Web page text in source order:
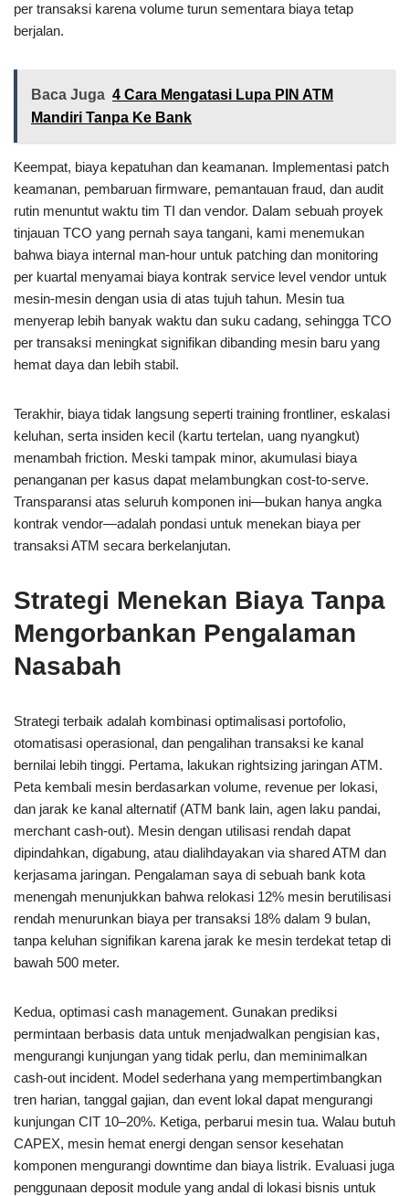
per transaksi karena volume turun sementara biaya tetap
berjalan.
Baca Juga 4 Cara Mengatasi Lupa PIN ATM
Mandiri Tanpa Ke Bank
Keempat, biaya kepatuhan dan keamanan. Implementasi patch
keamanan, pembaruan firmware, pemantauan fraud, dan audit
rutin menuntut waktu tim TI dan vendor. Dalam sebuah proyek
tinjauan TCO yang pernah saya tangani, kami menemukan
bahwa biaya internal man-hour untuk patching dan monitoring
per kuartal menyamai biaya kontrak service level vendor untuk
mesin-mesin dengan usia di atas tujuh tahun. Mesin tua
menyerap lebih banyak waktu dan suku cadang, sehingga TCO
per transaksi meningkat signifikan dibanding mesin baru yang
hemat daya dan lebih stabil.
Terakhir, biaya tidak langsung seperti training frontliner, eskalasi
keluhan, serta insiden kecil (kartu tertelan, uang nyangkut)
menambah friction. Meski tampak minor, akumulasi biaya
penanganan per kasus dapat melambungkan cost-to-serve.
Transparansi atas seluruh komponen ini—bukan hanya angka
kontrak vendor—adalah pondasi untuk menekan biaya per
transaksi ATM secara berkelanjutan.
Strategi Menekan Biaya Tanpa
Mengorbankan Pengalaman
Nasabah
Strategi terbaik adalah kombinasi optimalisasi portofolio,
otomatisasi operasional, dan pengalihan transaksi ke kanal
bernilai lebih tinggi. Pertama, lakukan rightsizing jaringan ATM.
Peta kembali mesin berdasarkan volume, revenue per lokasi,
dan jarak ke kanal alternatif (ATM bank lain, agen laku pandai,
merchant cash-out). Mesin dengan utilisasi rendah dapat
dipindahkan, digabung, atau dialihdayakan via shared ATM dan
kerjasama jaringan. Pengalaman saya di sebuah bank kota
menengah menunjukkan bahwa relokasi 12% mesin berutilisasi
rendah menurunkan biaya per transaksi 18% dalam 9 bulan,
tanpa keluhan signifikan karena jarak ke mesin terdekat tetap di
bawah 500 meter.
Kedua, optimasi cash management. Gunakan prediksi
permintaan berbasis data untuk menjadwalkan pengisian kas,
mengurangi kunjungan yang tidak perlu, dan meminimalkan
cash-out incident. Model sederhana yang mempertimbangkan
tren harian, tanggal gajian, dan event lokal dapat mengurangi
kunjungan CIT 10–20%. Ketiga, perbarui mesin tua. Walau butuh
CAPEX, mesin hemat energi dengan sensor kesehatan
komponen mengurangi downtime dan biaya listrik. Evaluasi juga
penggunaan deposit module yang andal di lokasi bisnis untuk